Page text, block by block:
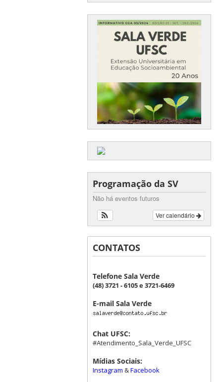
Programação da SV
Não há eventos futuros
Ver calendário
CONTATOS
Telefone Sala Verde
(48) 3721 - 6105 e 3721-6469
E-mail Sala Verde
Chat UFSC:
#Atendimento_Sala_Verde_UFSC
Mídias Sociais:
Instagram &Facebook